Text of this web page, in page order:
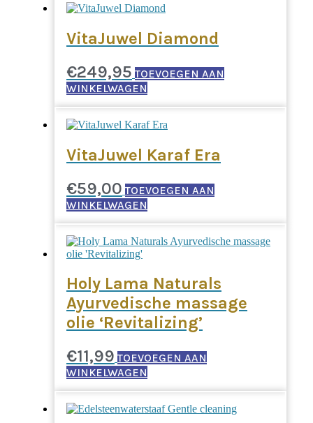
VitaJuwel Diamond
€249,95 TOEVOEGEN AAN
WINKELWAGEN
VitaJuwel Karaf Era
€59,00 TOEVOEGEN AAN
WINKELWAGEN
Holy Lama Naturals
Ayurvedische massage
olie ‘Revitalizing’
€11,99 TOEVOEGEN AAN
WINKELWAGEN